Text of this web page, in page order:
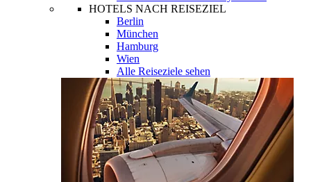
HOTELS NACH REISEZIEL
Berlin
München
Hamburg
Wien
Alle Reiseziele sehen